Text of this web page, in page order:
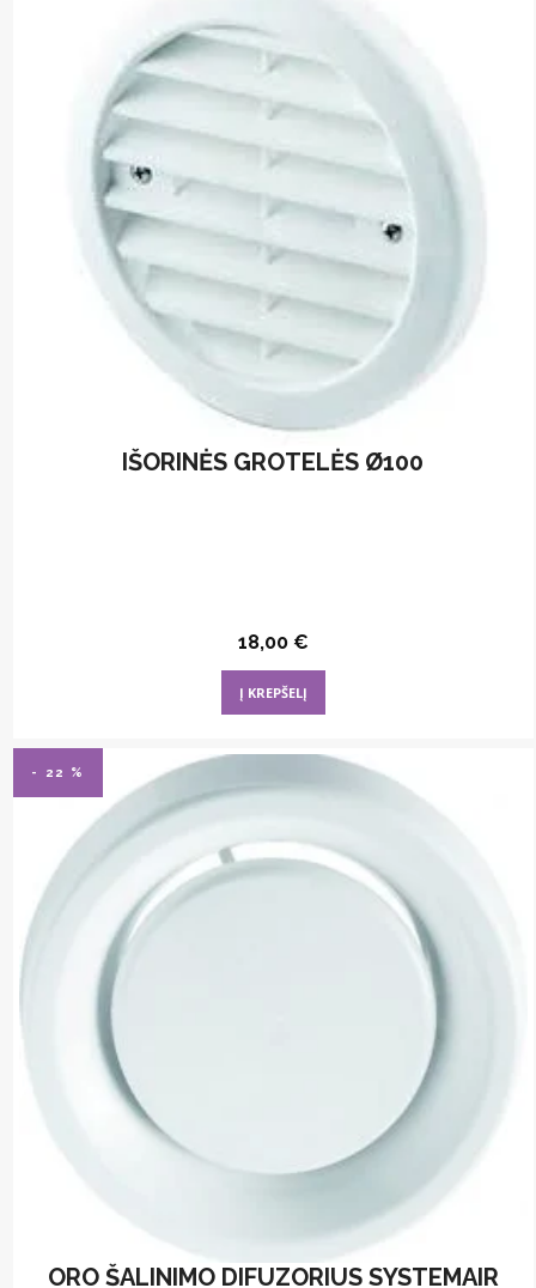
IŠORINĖS GROTELĖS Ø100
18,00 €
Į KREPŠELĮ
- 22 %
ORO ŠALINIMO DIFUZORIUS SYSTEMAIR